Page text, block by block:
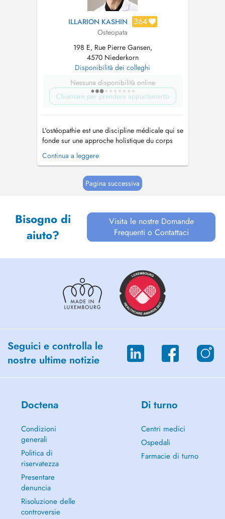
ILLARION KASHIN 364
Osteopata
198 E, Rue Pierre Gansen,
4570 Niederkorn
Disponibilità dei colleghi
Nessuna disponibilità online
Chiamare per prendere appuntamento
L'ostéopathie est une discipline médicale qui se
fonde sur une approche holistique du corps
humain, visant à diagnostiquer et à traiter les
dysfonctionnements somatiques par le biais de
intégré de diagnostic et de traitement, axé sur
le principe de l'unité...
Continua a leggere
Pagina successiva
Bisogno di
aiuto?
Visita le nostre Domande
Frequenti o Contattaci
Seguici e controlla le
nostre ultime notizie
Doctena
Condizioni
generali
Politica di
riservatezza
Presentare
denuncia
Risoluzione delle
controversie
Di turno
Centri medici
Ospedali
Farmacie di turno